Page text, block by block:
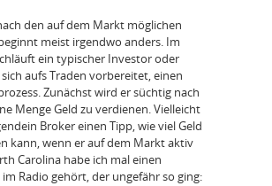
den auf dem Markt möglichen
meist irgendwo anders. Im
ein typischer Investor oder
aufs Traden vorbereitet, einen
Zunächst wird er süchtig nach
Menge Geld zu verdienen. Vielleicht
Broker einen Tipp, wie viel Geld
kann, wenn er auf dem Markt aktiv
Carolina habe ich mal einen
Radio gehört, der ungefähr so ging: